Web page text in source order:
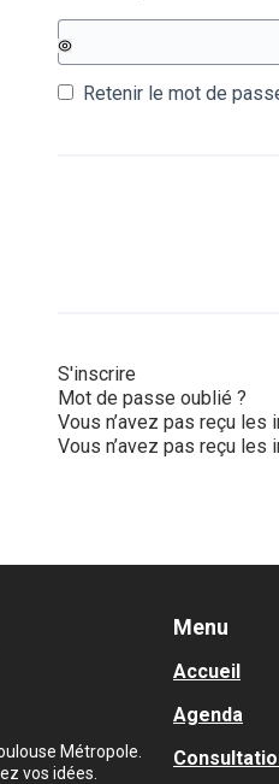
Retenir le mot de
S'inscrire
Mot de passe oublié ?
Vous n’avez pas reçu
Vous n’avez pas reçu
Métropole.
vos idées.
Menu
Accueil
Agenda